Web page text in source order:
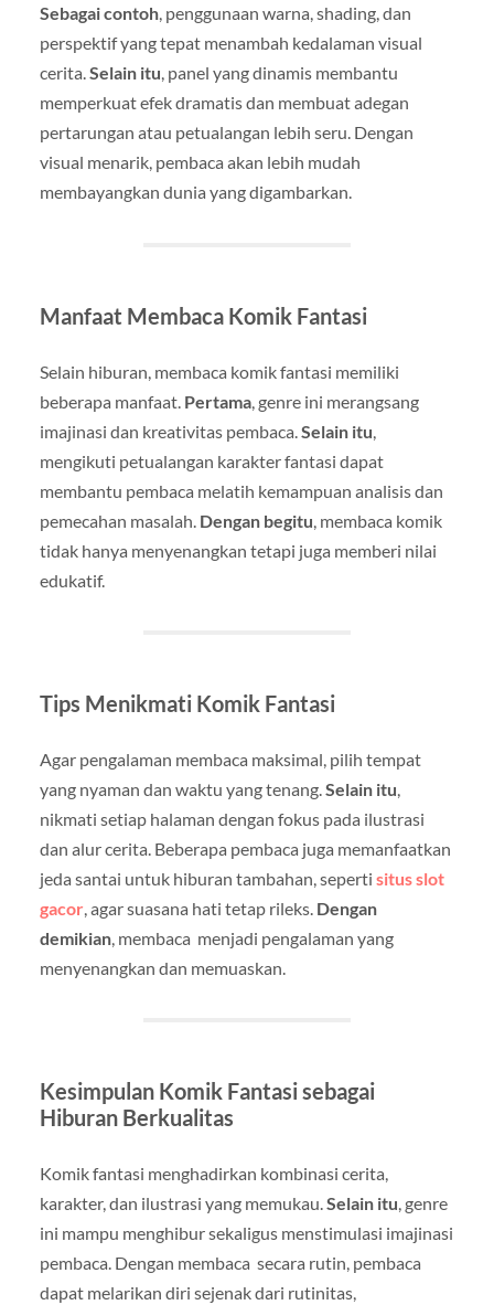
Sebagai contoh, penggunaan warna, shading, dan
perspektif yang tepat menambah kedalaman visual
cerita.Selain itu, panel yang dinamis membantu
memperkuat efek dramatis dan membuat adegan
pertarungan atau petualangan lebih seru. Dengan
visual menarik, pembaca akan lebih mudah
membayangkan dunia yang digambarkan.
Manfaat Membaca Komik Fantasi
Selain hiburan, membaca komik fantasi memiliki
beberapa manfaat. Pertama, genre ini merangsang
imajinasi dan kreativitas pembaca. Selain itu
mengikuti petualangan karakter fantasi dapat
membantu pembaca melatih kemampuan analisis dan
pemecahan masalah. Dengan begitu , membaca komik
tidak hanya menyenangkan tetapi juga memberi nilai
edukatif.
Tips Menikmati Komik Fantasi
Agar pengalaman membaca maksimal, pilih tempat
yang nyaman dan waktu yang tenang. Selain itu
nikmati setiap halaman dengan fokus pada ilustrasi
dan alur cerita. Beberapa pembaca juga memanfaatkan
jeda santai untuk hiburan tambahan, seperti situs slot
gacor, agar suasana hati tetap rileks. Dengan
demikian, membaca menjadi pengalaman yang
menyenangkan dan memuaskan.
Kesimpulan Komik Fantasi sebagai
Hiburan Berkualitas
Komik fantasi menghadirkan kombinasi cerita,
karakter, dan ilustrasi yang memukau.Selain itu, genre
ini mampu menghibur sekaligus menstimulasi imajinasi
pembaca. Dengan membaca secara rutin, pembaca
dapat melarikan diri sejenak dari rutinitas,